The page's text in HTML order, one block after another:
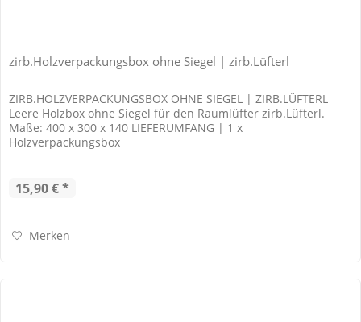
zirb.Holzverpackungsbox ohne Siegel | zirb.Lüfterl
ZIRB.HOLZVERPACKUNGSBOX OHNE SIEGEL | ZIRB.LÜFTERL
Leere Holzbox ohne Siegel für den Raumlüfter zirb.Lüfterl.
Maße: 400 x 300 x 140 LIEFERUMFANG | 1 x
Holzverpackungsbox
15,90 € *
Merken